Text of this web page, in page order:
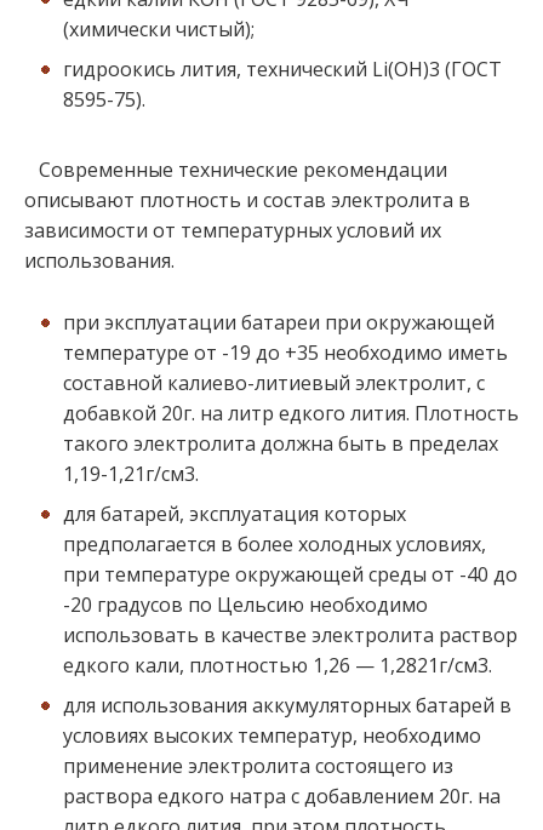
(химически чистый);
гидроокись лития, технический Li(ОН)3 (ГОСТ
8595-75).
Современные технические рекомендации
описывают плотность и состав электролита в
зависимости от температурных условий их
использования.
при эксплуатации батареи при окружающей
температуре от -19 до +35 необходимо иметь
составной калиево-литиевый электролит, с
добавкой 20г. на литр едкого лития. Плотность
такого электролита должна быть в пределах
1,19-1,21г/см3.
для батарей, эксплуатация которых
предполагается в более холодных условиях,
при температуре окружающей среды от -40 до
-20 градусов по Цельсию необходимо
использовать в качестве электролита раствор
едкого кали, плотностью 1,26 — 1,2821г/см3.
для использования аккумуляторных батарей в
условиях высоких температур, необходимо
применение электролита состоящего из
раствора едкого натра с добавлением 20г. на